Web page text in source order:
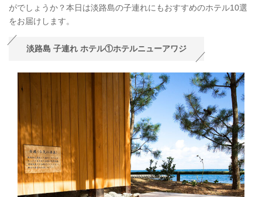
がでしょうか？本日は淡路島の子連れにもおすすめのホテル10選
をお届けします。
淡路島 子連れ ホテル①ホテルニューアワジ